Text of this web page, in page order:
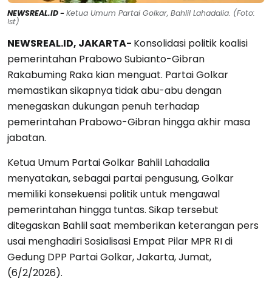
NEWSREAL.ID -Ketua Umum Partai Golkar, Bahlil Lahadalia. (Foto:
Ist)
NEWSREAL.ID, JAKARTA- Konsolidasi politik koalisi
pemerintahan Prabowo Subianto-Gibran
Rakabuming Raka kian menguat. Partai Golkar
memastikan sikapnya tidak abu-abu dengan
menegaskan dukungan penuh terhadap
pemerintahan Prabowo-Gibran hingga akhir masa
jabatan.
Ketua Umum Partai Golkar Bahlil Lahadalia
menyatakan, sebagai partai pengusung, Golkar
memiliki konsekuensi politik untuk mengawal
pemerintahan hingga tuntas. Sikap tersebut
ditegaskan Bahlil saat memberikan keterangan pers
usai menghadiri Sosialisasi Empat Pilar MPR RI di
Gedung DPP Partai Golkar, Jakarta, Jumat,
(6/2/2026).